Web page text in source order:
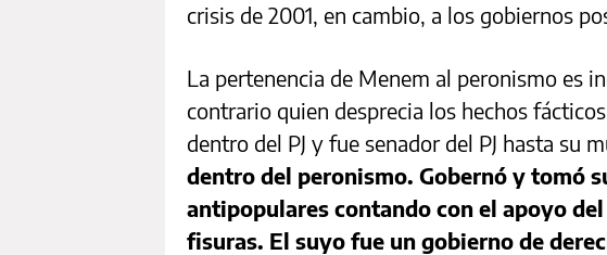
crisis de 2001, en cambio, a los gobiernos
La pertenencia de Menem al peronismo es
contrario quien desprecia los hechos
dentro del PJ y fue senador del PJ hasta su
dentro del peronismo. Gobernó y tomó
antipopulares contando con el apoyo
fisuras. El suyo fue un gobierno de